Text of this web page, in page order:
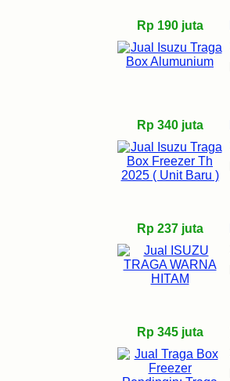
Rp 190 juta
Rp 340 juta
Rp 237 juta
Rp 345 juta